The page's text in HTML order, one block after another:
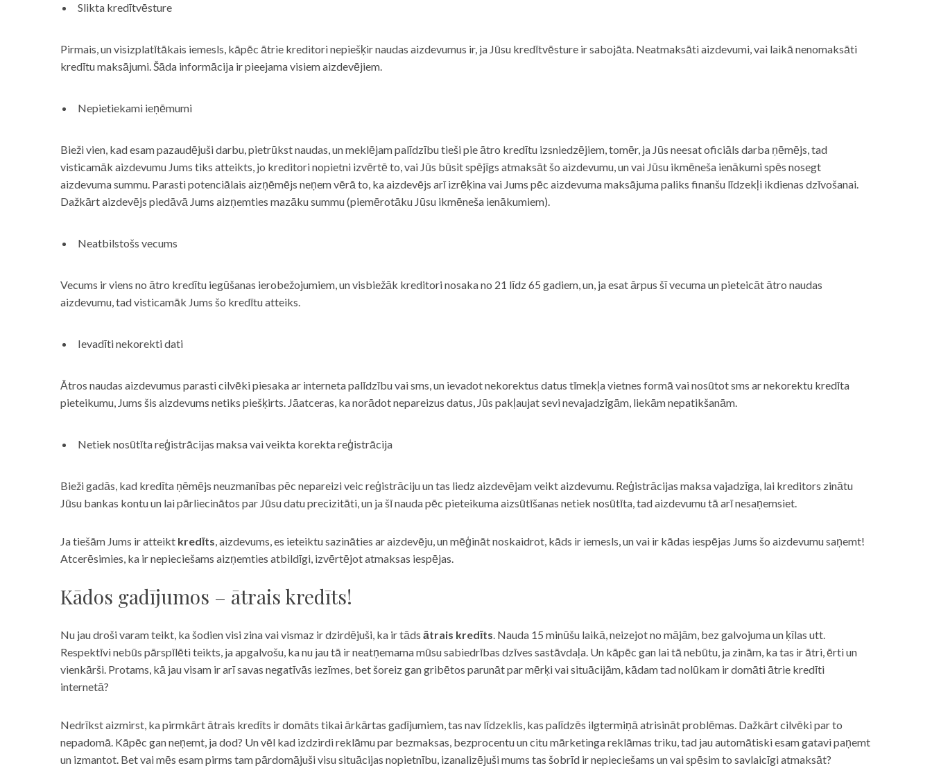
Slikta kredītvēsture
Pirmais, un visizplatītākais iemesls, kāpēc ātrie kreditori nepiešķir naudas aizdevumus ir, ja Jūsu kredītvēsture ir sabojāta. Neatmaksāti aizdevumi, vai laikā nenomaksāti
kredītu maksājumi. Šāda informācija ir pieejama visiem aizdevējiem.
Nepietiekami ieņēmumi
Bieži vien, kad esam pazaudējuši darbu, pietrūkst naudas, un meklējam palīdzību tieši pie ātro kredītu izsniedzējiem, tomēr, ja Jūs neesat oficiāls darba ņēmējs, tad
visticamāk aizdevumu Jums tiks atteikts, jo kreditori nopietni izvērtē to, vai Jūs būsit spējīgs atmaksāt šo aizdevumu, un vai Jūsu ikmēneša ienākumi spēs nosegt
aizdevuma summu. Parasti potenciālais aizņēmējs neņem vērā to, ka aizdevējs arī izrēķina vai Jums pēc aizdevuma maksājuma paliks finanšu līdzekļi ikdienas dzīvošanai.
Dažkārt aizdevējs piedāvā Jums aizņemties mazāku summu (piemērotāku Jūsu ikmēneša ienākumiem).
Neatbilstošs vecums
Vecums ir viens no ātro kredītu iegūšanas ierobežojumiem, un visbiežāk kreditori nosaka no 21 līdz 65 gadiem, un, ja esat ārpus šī vecuma un pieteicāt ātro naudas
aizdevumu, tad visticamāk Jums šo kredītu atteiks.
Ievadīti nekorekti dati
Ātros naudas aizdevumus parasti cilvēki piesaka ar interneta palīdzību vai sms, un ievadot nekorektus datus tīmekļa vietnes formā vai nosūtot sms ar nekorektu kredīta
pieteikumu, Jums šis aizdevums netiks piešķirts. Jāatceras, ka norādot nepareizus datus, Jūs pakļaujat sevi nevajadzīgām, liekām nepatikšanām.
Netiek nosūtīta reģistrācijas maksa vai veikta korekta reģistrācija
Bieži gadās, kad kredīta ņēmējs neuzmanības pēc nepareizi veic reģistrāciju un tas liedz aizdevējam veikt aizdevumu. Reģistrācijas maksa vajadzīga, lai kreditors zinātu
Jūsu bankas kontu un lai pārliecinātos par Jūsu datu precizitāti, un ja šī nauda pēc pieteikuma aizsūtīšanas netiek nosūtīta, tad aizdevumu tā arī nesaņemsiet.
Ja tiešām Jums ir atteikt kredīts, aizdevums, es ieteiktu sazināties ar aizdevēju, un mēģināt noskaidrot, kāds ir iemesls, un vai ir kādas iespējas Jums šo aizdevumu saņemt!
Atcerēsimies, ka ir nepieciešams aizņemties atbildīgi, izvērtējot atmaksas iespējas.
Kādos gadījumos – ātrais kredīts!
Nu jau droši varam teikt, ka šodien visi zina vai vismaz ir dzirdējuši, ka ir tāds ātrais kredīts. Nauda 15 minūšu laikā, neizejot no mājām, bez galvojuma un ķīlas utt.
Respektīvi nebūs pārspīlēti teikts, ja apgalvošu, ka nu jau tā ir neatņemama mūsu sabiedrības dzīves sastāvdaļa. Un kāpēc gan lai tā nebūtu, ja zinām, ka tas ir ātri, ērti un
vienkārši. Protams, kā jau visam ir arī savas negatīvās iezīmes, bet šoreiz gan gribētos parunāt par mērķi vai situācijām, kādam tad nolūkam ir domāti ātrie kredīti
internetā?
Nedrīkst aizmirst, ka pirmkārt ātrais kredīts ir domāts tikai ārkārtas gadījumiem, tas nav līdzeklis, kas palīdzēs ilgtermiņā atrisināt problēmas. Dažkārt cilvēki par to
nepadomā. Kāpēc gan neņemt, ja dod? Un vēl kad izdzirdi reklāmu par bezmaksas, bezprocentu un citu mārketinga reklāmas triku, tad jau automātiski esam gatavi paņemt
un izmantot. Bet vai mēs esam pirms tam pārdomājuši visu situācijas nopietnību, izanalizējuši mums tas šobrīd ir nepieciešams un vai spēsim to savlaicīgi atmaksāt?